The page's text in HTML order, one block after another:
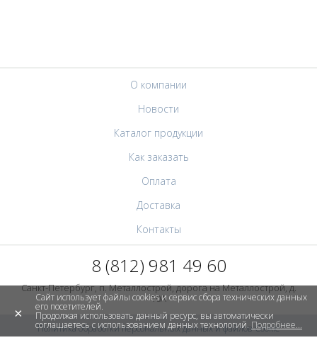
О компании
Новости
Каталог продукции
Как заказать
Оплата
Доставка
Контакты
8 (812) 981 49 60
Санкт-Петербург, п. Металлострой, дорога на Металлострой, д.
10А
Политика обработки персональных данных и файлов Cookie
×
Сайт использует файлы cookies и сервис сбора технических данных
его посетителей.
Продолжая использовать данный ресурс, вы автоматически
соглашаетесь с использованием данных технологий.Подробнее...